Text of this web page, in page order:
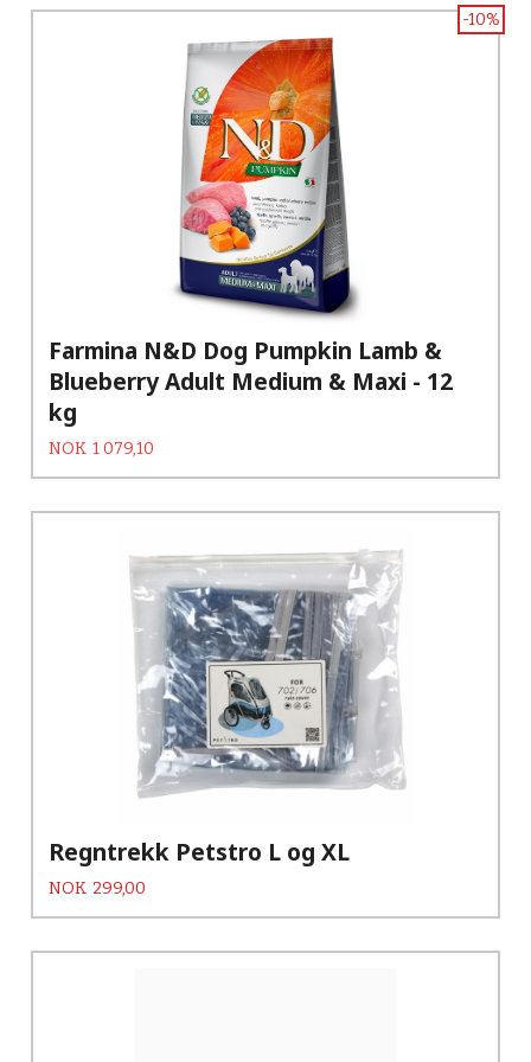
Farmina N&D Dog Pumpkin Lamb &
Blueberry Adult Medium & Maxi - 12
kg
Tilbud
NOK 1 079,10Rabatt
-10%
Regntrekk Petstro L og XL
Pris
NOK 299,00